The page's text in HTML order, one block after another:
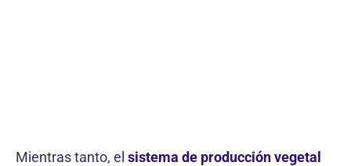
Mientras tanto, el sistema de producción vegetal